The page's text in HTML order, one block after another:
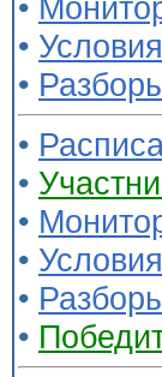
•
• Условия
•
•
•
•
• Условия
•
•